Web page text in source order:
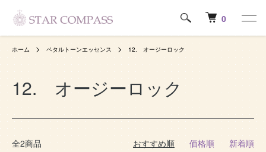
0
ホーム ペタルトーンエッセンス 12. オージーロック
12. オージーロック
全2商品 おすすめ順 価格順 新着順